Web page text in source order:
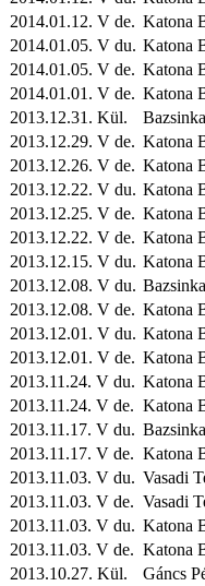
2014.01.12. V de. Katona
2014.01.05. V du. Katona
2014.01.05. V de. Katona
2014.01.01. V de. Katona
2013.12.31. Kül.
2013.12.29. V de. Katona
2013.12.26. V de. Katona
2013.12.22. V du. Katona
2013.12.25. V de. Katona
2013.12.22. V de. Katona
2013.12.15. V du. Katona
2013.12.08. V du.
2013.12.08. V de. Katona
2013.12.01. V du. Katona
2013.12.01. V de. Katona
2013.11.24. V du. Katona
2013.11.24. V de. Katona
2013.11.17. V du.
2013.11.17. V de. Katona
2013.11.03. V du. Vasadi
2013.11.03. V de. Vasadi
2013.11.03. V du. Katona
2013.11.03. V de. Katona
2013.10.27. Kül. Gáncs